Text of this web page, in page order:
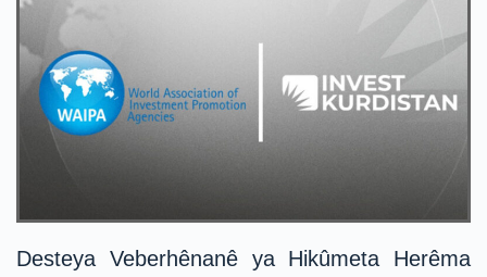
Desteya Veberhênanê ya Hikûmeta Herêma